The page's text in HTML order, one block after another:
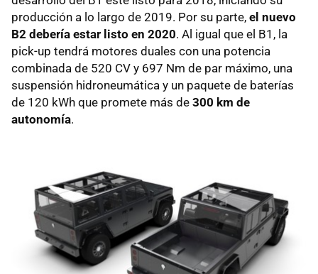
producción a lo largo de 2019. Por su parte, el nuevo
B2 debería estar listo en 2020. Al igual que el B1, la
pick-up tendrá motores duales con una potencia
combinada de 520 CV y 697 Nm de par máximo, una
suspensión hidroneumática y un paquete de baterías
de 120 kWh que promete más de 300 km de
autonomía.